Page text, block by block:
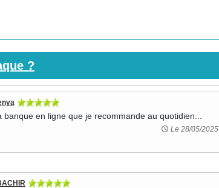
?
banque en ligne que je recommande au quotidien...
Le 28/05/2025